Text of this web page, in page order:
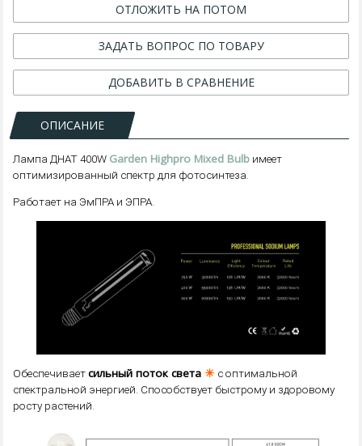
ОТЛОЖИТЬ НА ПОТОМ
ЗАДАТЬ ВОПРОС ПО ТОВАРУ
ДОБАВИТЬ В СРАВНЕНИЕ
ОПИСАНИЕ
Лампа ДНАТ 400W Garden Highpro Mixed Bulb имеет
оптимизированный спектр для фотосинтеза.
Работает на ЭмПРА и ЭПРА.
Обеспечиваетсильный поток света ☀ с оптимальной
спектральной энергией. Способствует быстрому и здоровому
росту растений.